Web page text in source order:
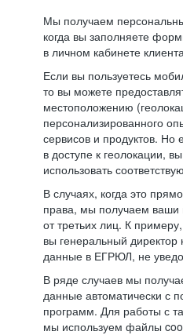
Мы получаем
когда вы заполняете
в личном кабинете
Если вы пользуетесь
то вы можете
местоположению
персонализированного
сервисов и продуктов. Но
в доступе к геолокации,
использовать
В случаях, когда это
права, мы получаем
от третьих лиц. К
вы генеральный
данные в ЕГРЮЛ, не
В ряде случаев мы
данные автоматически с
программ. Для работы с
мы используем файлы